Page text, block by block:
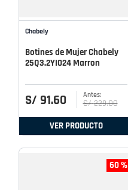
Chabely
Botines de Mujer Chabely
25Q3.2YI024 Marron
S/ 91.60 S/ 229.00
VER PRODUCTO
60 %